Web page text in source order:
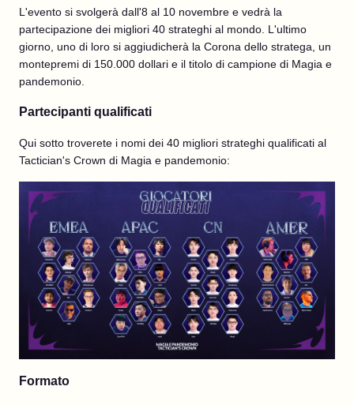
L'evento si svolgerà dall'8 al 10 novembre e vedrà la
partecipazione dei migliori 40 strateghi al mondo. L'ultimo
giorno, uno di loro si aggiudicherà la Corona dello stratega, un
montepremi di 150.000 dollari e il titolo di campione di Magia e
pandemonio.
Partecipanti qualificati
Qui sotto troverete i nomi dei 40 migliori strateghi qualificati al
Tactician's Crown di Magia e pandemonio:
Formato